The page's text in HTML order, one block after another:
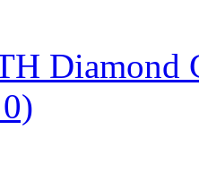
Diamond